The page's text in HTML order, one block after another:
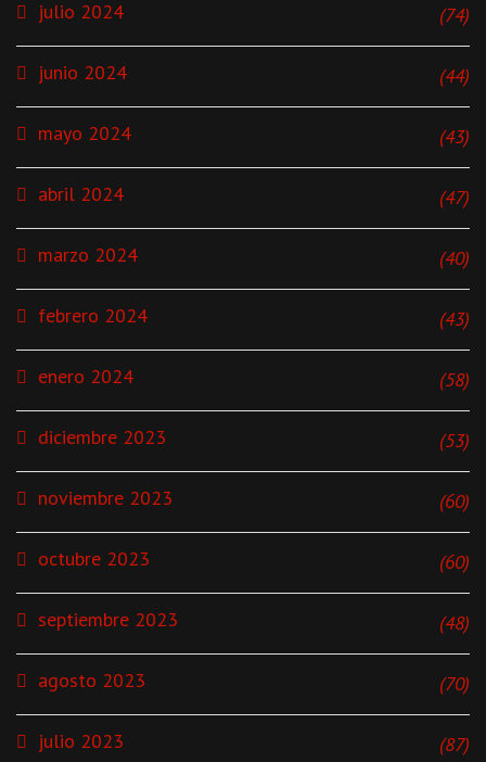
julio 2024 (74)
junio 2024 (44)
mayo 2024 (43)
abril 2024 (47)
marzo 2024 (40)
febrero 2024 (43)
enero 2024 (58)
diciembre 2023 (53)
noviembre 2023 (60)
octubre 2023 (60)
septiembre 2023 (48)
agosto 2023 (70)
julio 2023 (87)